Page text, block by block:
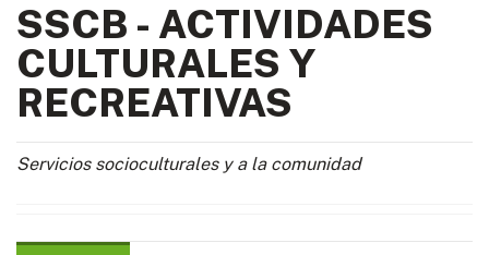
SSCB - ACTIVIDADES
CULTURALES Y
RECREATIVAS
Servicios socioculturales y a la comunidad